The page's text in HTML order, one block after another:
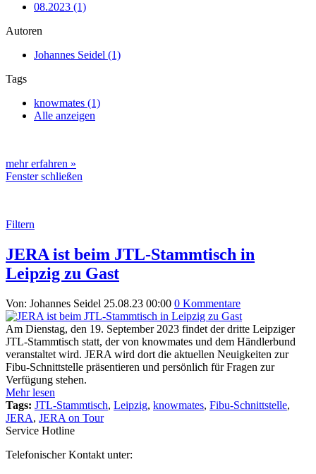
08.2023 (1)
Autoren
Johannes Seidel (1)
Tags
knowmates (1)
Alle anzeigen
mehr erfahren »
Fenster schließen
Filtern
JERA ist beim JTL-Stammtisch in
Leipzig zu Gast
Von: Johannes Seidel 25.08.23 00:00 0 Kommentare
Am Dienstag, den 19. September 2023 findet der dritte Leipziger
JTL-Stammtisch statt, der von knowmates und dem Händlerbund
veranstaltet wird. JERA wird dort die aktuellen Neuigkeiten zur
Fibu-Schnittstelle präsentieren und persönlich für Fragen zur
Verfügung stehen.
Mehr lesen
Tags: JTL-Stammtisch, Leipzig, knowmates, Fibu-Schnittstelle,
JERA, JERA on Tour
Service Hotline
Telefonischer Kontakt unter: